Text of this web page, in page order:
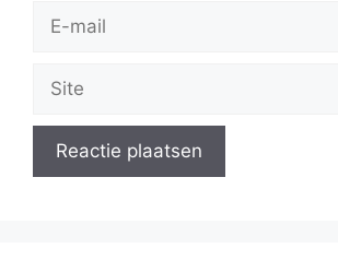
mail